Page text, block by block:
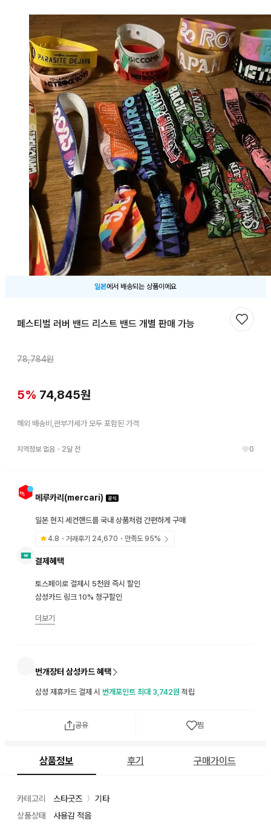
일본에서 배송되는 상품이에요
페스티벌 러버 밴드 리스트 밴드 개별 판매 가능
78,784원
5% 74,845원
해외 배송비,관부가세가 모두 포함된 가격
지역정보 없음 ・ 2달 전 0
메루카리(mercari)
일본 현지 세컨핸드를 국내 상품처럼 간편하게 구매
4.8 ・거래후기 24,670 ・만족도95%
결제혜택
토스페이로 결제시 5천원 즉시 할인
삼성카드 링크 10% 청구할인
더보기
번개장터 삼성카드 혜택
삼성 제휴카드 결제 시 번개포인트 최대 3,742원 적립
찜하기
공유 찜
상품정보 후기 구매가이드
카테고리 스타굿즈 〉
기타
상품상태
사용감 적음